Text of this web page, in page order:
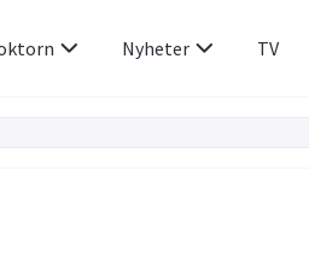
Nyheter TV